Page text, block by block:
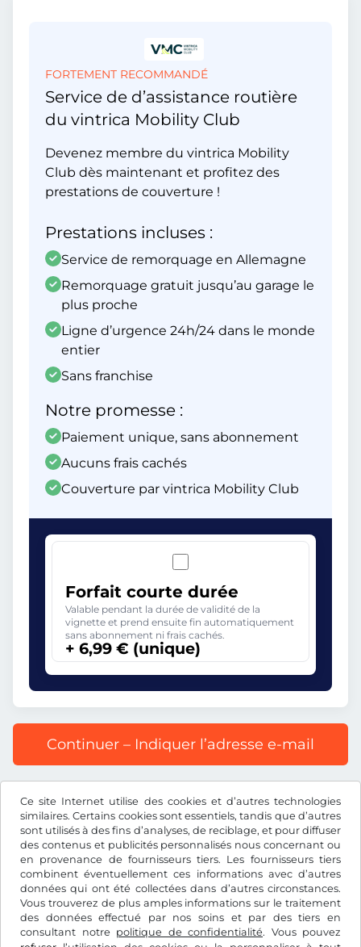
Ce site Internet utilise des cookies et d’autres technologies
similaires. Certains cookies sont essentiels, tandis que d’autres
sont utilisés à des fins d’analyses, de reciblage, et pour diffuser
des contenus et publicités personnalisés nous concernant ou
en provenance de fournisseurs tiers. Les fournisseurs tiers
combinent éventuellement ces informations avec d’autres
données qui ont été collectées dans d’autres circonstances.
Vous trouverez de plus amples informations sur le traitement
des données effectué par nos soins et par des tiers en
consultant notre politique de confidentialité. Vous pouvez
FORTEMENT RECOMMANDÉ
Service de d’assistance routière
du vintrica Mobility Club
Devenez membre du vintrica Mobility
Club dès maintenant et profitez des
prestations de couverture !
Prestations incluses :
Service de remorquage en Allemagne
Remorquage gratuit jusqu’au garage le
plus proche
Ligne d’urgence 24h/24 dans le monde
entier
Sans franchise
Notre promesse :
Paiement unique, sans abonnement
Aucuns frais cachés
Couverture par vintrica Mobility Club
Forfait courte durée
Valable pendant la durée de validité de la
vignette et prend ensuite fin automatiquement
sans abonnement ni frais cachés.
+ 6,99 € (unique)
Continuer – Indiquer l’adresse e-mail
compris les frais d’enregistrement et la TVA.
€EUR
Facebook Instagram